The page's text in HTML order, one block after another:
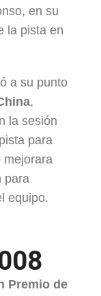
en su
la pista en
a su punto
,
la sesión
para
mejorara
para
equipo.
Premio de